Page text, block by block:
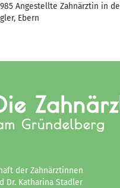
Angestellte Zahnärztin in
Ebern
der Zahnärztinnen
Dr. Katharina Stadler